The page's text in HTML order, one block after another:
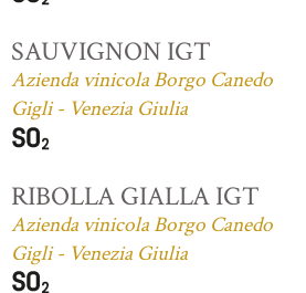
SAUVIGNON IGT
Azienda vinicola Borgo Canedo
Gigli - Venezia Giulia
RIBOLLA GIALLA IGT
Azienda vinicola Borgo Canedo
Gigli - Venezia Giulia